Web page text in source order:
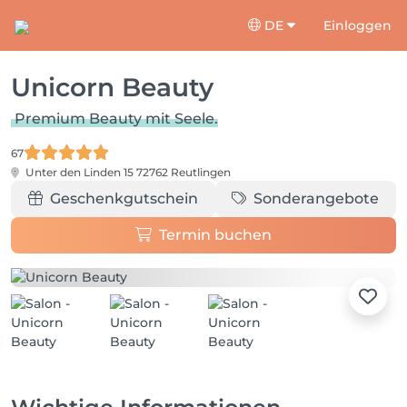
DE Einloggen
Unicorn Beauty
Premium Beauty mit Seele.
67
Unter den Linden 15 72762 Reutlingen
Geschenkgutschein Sonderangebote
Termin buchen